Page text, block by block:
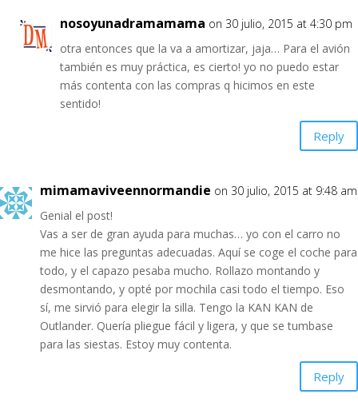
nosoyunadramamama on 30 julio, 2015 at 4:30 pm
otra entonces que la va a amortizar, jaja… Para el avión
también es muy práctica, es cierto! yo no puedo estar
más contenta con las compras q hicimos en este
sentido!
Reply
mimamaviveennormandie on 30 julio, 2015 at 9:48 am
Genial el post!
Vas a ser de gran ayuda para muchas… yo con el carro no
me hice las preguntas adecuadas. Aquí se coge el coche para
todo, y el capazo pesaba mucho. Rollazo montando y
desmontando, y opté por mochila casi todo el tiempo. Eso
sí, me sirvió para elegir la silla. Tengo la KAN KAN de
Outlander. Quería pliegue fácil y ligera, y que se tumbase
para las siestas. Estoy muy contenta.
Reply